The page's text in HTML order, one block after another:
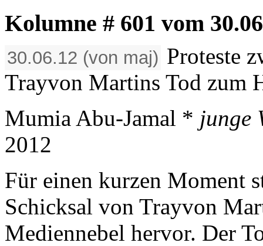
Kolumne # 601 vom
30.06.12 (von maj) Proteste
Trayvon Martins Tod zum
Mumia Abu-Jamal * junge
2012
Für einen kurzen Moment
Schicksal von Trayvon
Mediennebel hervor. Der